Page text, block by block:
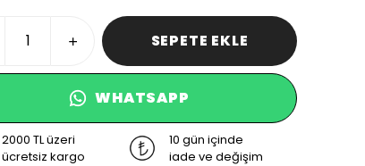
SEPETE EKLE
WHATSAPP
2000 TL üzeri
ücretsiz kargo
10 gün içinde
iade ve değişim